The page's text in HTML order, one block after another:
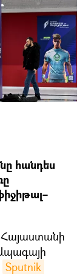
հանդես
Հայաստանի
Sputnik